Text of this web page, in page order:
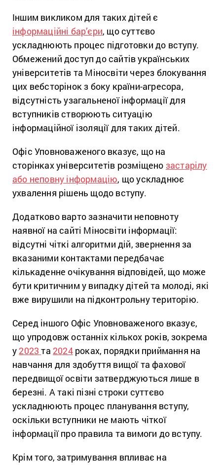
Іншим викликом для таких дітей є
інформаційні бар’єри, що суттєво
ускладнюють процес підготовки до вступу.
Обмежений доступ до сайтів українських
університетів та Міносвіти через блокування
цих вебсторінок з боку країни-агресора,
відсутність узагальненої інформації для
вступників створюють ситуацію
інформаційної ізоляції для таких дітей.
Офіс Уповноваженого вказує, що на
сторінках університетів розміщено застарілу
або неповну інформацію, що ускладнює
ухвалення рішень щодо вступу.
Додатково варто зазначити неповноту
наявної на сайті Міносвіти інформації:
відсутні чіткі алгоритми дій, звернення за
вказаними контактами передбачає
кількаденне очікування відповідей, що може
бути критичним у випадку дітей та молоді, які
вже вирушили на підконтрольну територію.
Серед іншого Офіс Уповноваженого вказує,
що упродовж останніх кількох років, зокрема
у 2023та 2024роках, порядки приймання на
навчання для здобуття вищої та фахової
передвищої освіти затверджуються лише в
березні. А такі пізні строки суттєво
ускладнюють процес планування вступу,
оскільки вступники не мають чіткої
інформації про правила та вимоги до вступу.
Крім того, затримування впливає на